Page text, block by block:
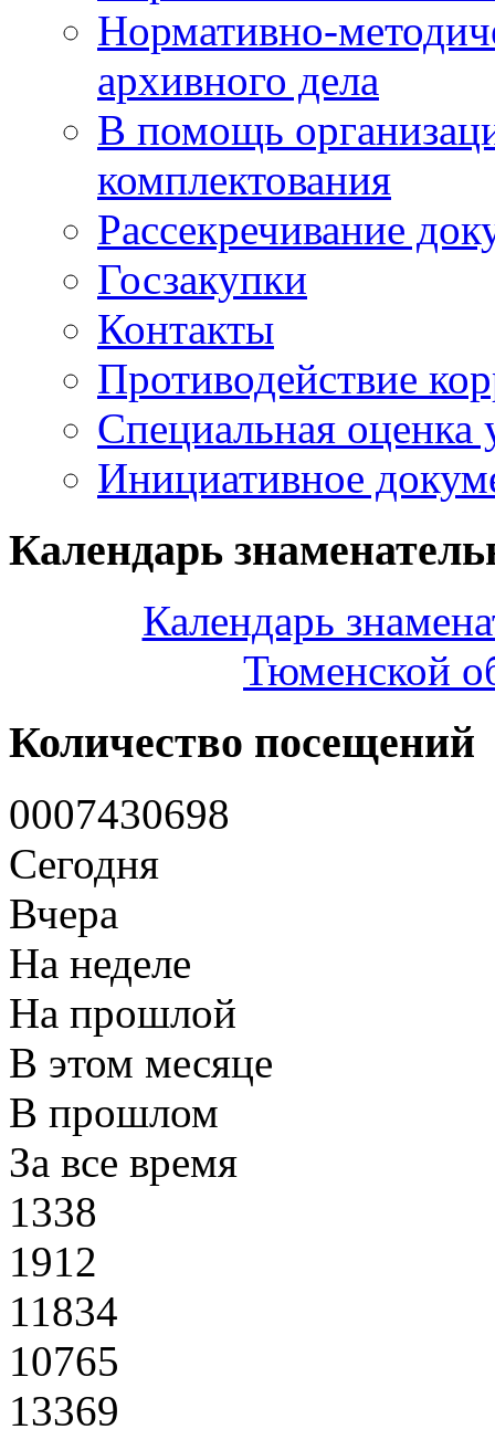
Нормативно-
архивного дела
В помощь
комплектования
Рассекречивание
Госзакупки
Контакты
Противодействие
Специальная оценка
Инициативное
Календарь
Календарь
Тюменской
Количество посещений
0007430698
Сегодня
Вчера
На неделе
На прошлой
В этом месяце
В прошлом
За все время
1338
1912
11834
10765
13369